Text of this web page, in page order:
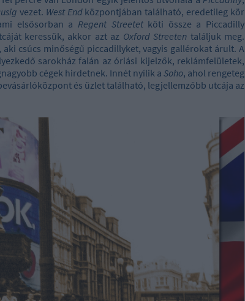
vezet. West Endközpontjában található, eredetileg kör
elsősorban a Regent Streetetköti össze a Piccadilly
keressük, akkor azt az Oxford Streeten találjuk meg.
csúcs minőségű piccadillyket, vagyis gallérokat árult. A
sarokház falán az óriási kijelzők, reklámfelületek,
cégek hirdetnek. Innét nyílik a Soho, ahol rengeteg
és üzlet található, legjellemzőbb utcája az